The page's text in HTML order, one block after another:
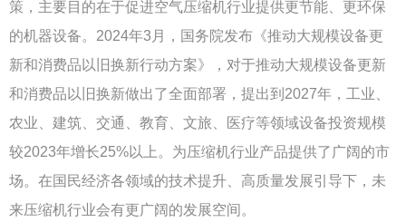
策，主要目的在于促进空气压缩机行业提供更节能、更环保
的机器设备。2024年3月，国务院发布《推动大规模设备更
新和消费品以旧换新行动方案》，对于推动大规模设备更新
和消费品以旧换新做出了全面部署，提出到2027年，工业、
农业、建筑、交通、教育、文旅、医疗等领域设备投资规模
较2023年增长25%以上。为压缩机行业产品提供了广阔的市
场。在国民经济各领域的技术提升、高质量发展引导下，未
来压缩机行业会有更广阔的发展空间。